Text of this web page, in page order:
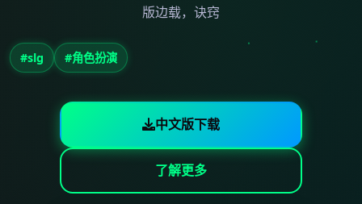
版边载，诀窍
#slg #角色扮演
中文版下载
了解更多